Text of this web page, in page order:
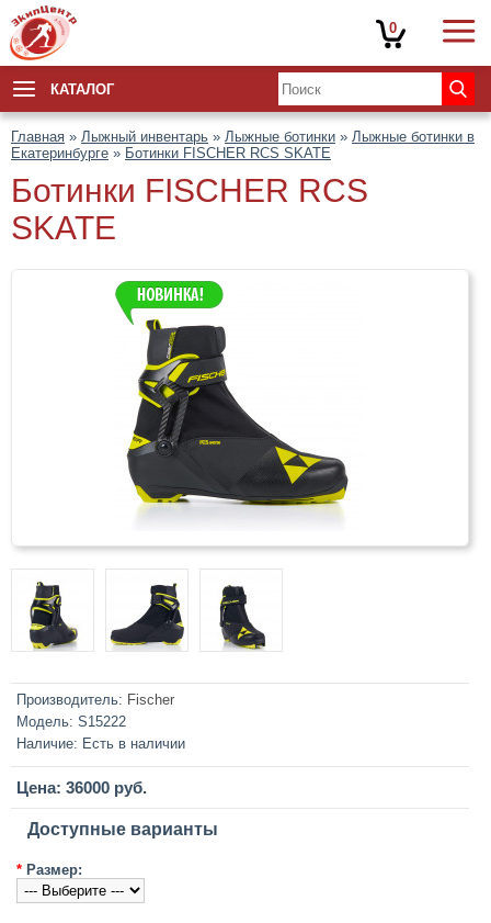
КАТАЛОГ
Главная » Лыжный инвентарь » Лыжные ботинки » Лыжные ботинки в
Екатеринбурге » Ботинки FISCHER RCS SKATE
Ботинки FISCHER RCS
SKATE
Производитель: Fischer
Модель: S15222
Наличие: Есть в наличии
Цена: 36000 руб.
Доступные варианты
* Размер:
0